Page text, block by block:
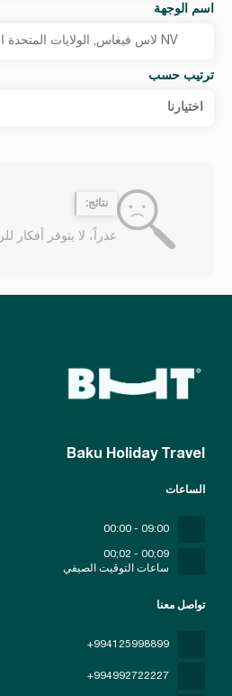
اسم الوجهة
ترتيب حسب
اختيارنا
نتائج:
عذراً، لا يتوفر أفكار
Baku Holiday Travel
تواصل معنا
+994125998899
+994992722227
الساعات
09:00 - 00:00
09;00 - 02;00
ساعات التوقيت الصيفي